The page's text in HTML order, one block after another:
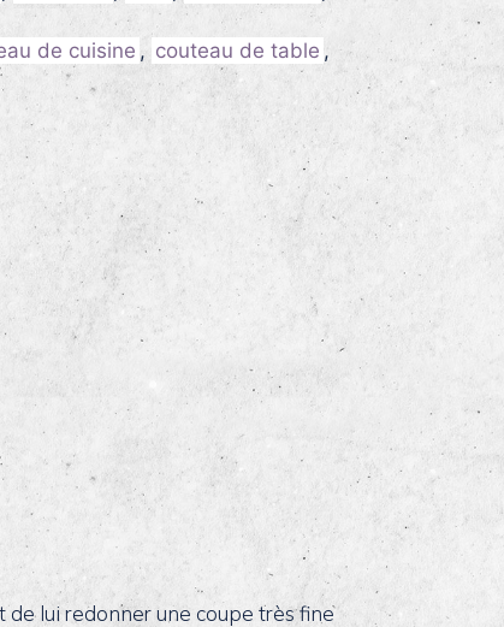
de cuisine , couteau de table ,
de lui redonner une coupe très fine